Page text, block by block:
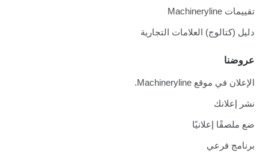
تقييمات Machineryline
دليل (كتالوج) العلامات التجارية
عروضنا
الإعلان في موقع Machineryline.
نشر إعلانك
ضع ملصقًا إعلانيًا
برنامج فرعي